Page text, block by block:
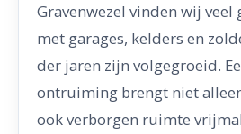
Gravenwezel vinden wij veel
met garages, kelders en
der jaren zijn volgegroeid.
ontruiming brengt niet
ook verborgen ruimte